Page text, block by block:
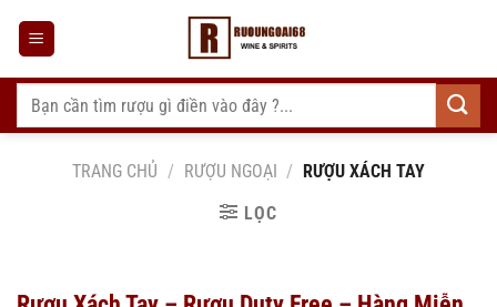
dung
Tìm
kiếm:
TRANG CHỦ / RƯỢU NGOẠI / RƯỢU XÁCH TAY
LỌC